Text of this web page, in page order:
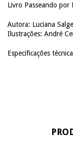
Livro Passeando por
Autora: Luciana
Ilustrações: André
Especificações